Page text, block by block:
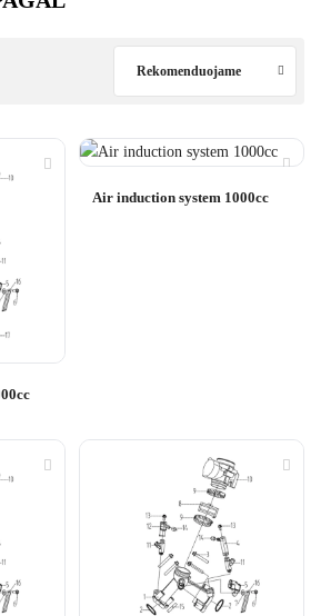
Rekomenduojame
Air induction system 1000cc